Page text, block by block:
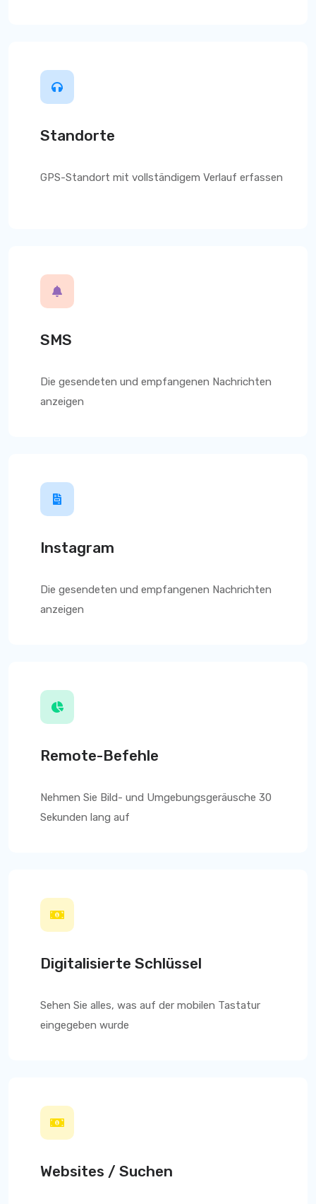
Standorte
GPS-Standort mit vollständigem Verlauf erfassen
SMS
Die gesendeten und empfangenen Nachrichten
anzeigen
Instagram
Die gesendeten und empfangenen Nachrichten
anzeigen
Remote-Befehle
Nehmen Sie Bild- und Umgebungsgeräusche 30
Sekunden lang auf
Digitalisierte Schlüssel
Sehen Sie alles, was auf der mobilen Tastatur
eingegeben wurde
Websites / Suchen